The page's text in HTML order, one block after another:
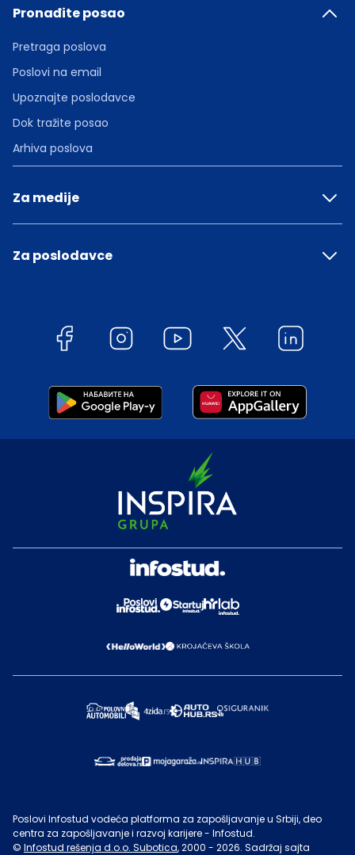
Pronađite posao
Pretraga poslova
Poslovi na email
Upoznajte poslodavce
Dok tražite posao
Arhiva poslova
Za medije
Za poslodavce
Poslovi Infostud vodeća platforma za zapošljavanje u Srbiji, deo
centra za zapošljavanje i razvoj karijere - Infostud.
© Infostud rešenja d.o.o. Subotica, 2000 - 2026. Sadržaj sajta